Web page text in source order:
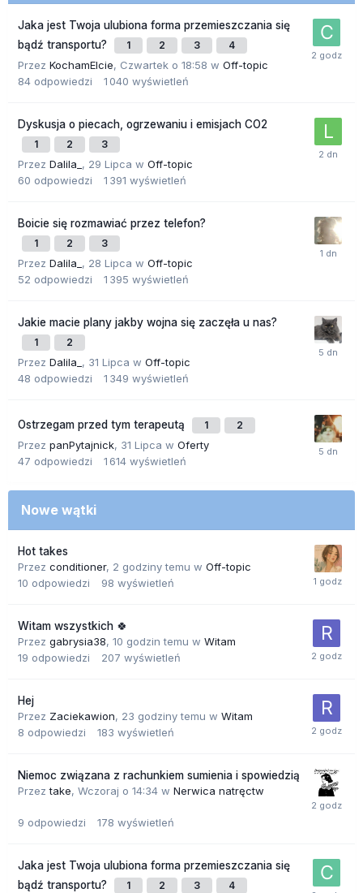
Jaka jest Twoja ulubiona forma przemieszczania się
bądź transportu?
1 2 3 4
Przez KochamElcie, Czwartek o 18:58 w Off-topic
84 odpowiedzi 1 040 wyświetleń
Dyskusja o piecach, ogrzewaniu i emisjach CO2
1 2 3
Przez Dalila_ , 29 Lipca w Off-topic
60 odpowiedzi 1 391 wyświetleń
Boicie się rozmawiać przez telefon?
1 2 3
Przez Dalila_ , 28 Lipca w Off-topic
52 odpowiedzi 1 395 wyświetleń
Jakie macie plany jakby wojna się zaczęła u nas?
1 2
Przez Dalila_ , 31 Lipca w Off-topic
48 odpowiedzi 1 349 wyświetleń
Ostrzegam przed tym terapeutą 1 2
Przez panPytajnick, 31 Lipca w Oferty
47 odpowiedzi 1 614 wyświetleń
Nowe wątki
Hot takes
Przez conditioner, 2 godziny temu w Off-topic
10 odpowiedzi 98 wyświetleń
Witam wszystkich 🍀
Przez gabrysia38, 10 godzin temu w Witam
19 odpowiedzi 207 wyświetleń
Hej
Przez Zaciekawion, 23 godziny temu w Witam
8 odpowiedzi 183 wyświetleń
Niemoc związana z rachunkiem sumienia i spowiedzią
Przeztake, Wczoraj o 14:34 w Nerwica natręctw
9 odpowiedzi 178 wyświetleń
Jaka jest Twoja ulubiona forma przemieszczania się
bądź transportu?
1 2 3 4